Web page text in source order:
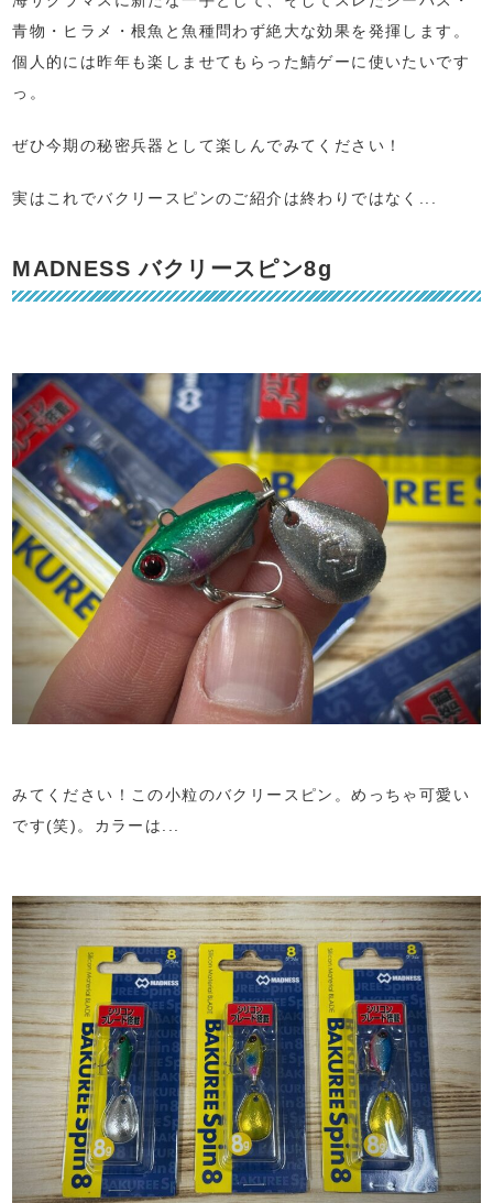
青物・ヒラメ・根魚と魚種問わず絶大な効果を発揮します。
個人的には昨年も楽しませてもらった鯖ゲーに使いたいです
っ。
ぜひ今期の秘密兵器として楽しんでみてください！
実はこれでバクリースピンのご紹介は終わりではなく...
MADNESS バクリースピン8g
みてください！この小粒のバクリースピン。めっちゃ可愛い
です(笑)。カラーは...